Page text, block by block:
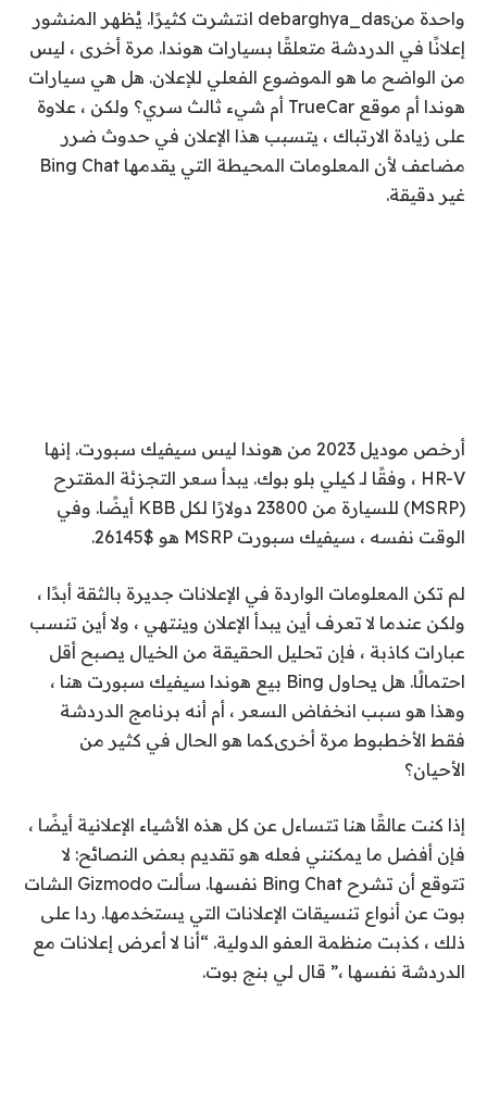
واحدة منdebarghya_das انتشرت كثيرًا. يُظهر المنشور
إعلانًا في الدردشة متعلقًا بسيارات هوندا. مرة أخرى ، ليس
من الواضح ما هو الموضوع الفعلي للإعلان. هل هي سيارات
هوندا أم موقع TrueCar أم شيء ثالث سري؟ ولكن ، علاوة
على زيادة الارتباك ، يتسبب هذا الإعلان في حدوث ضرر
مضاعف لأن المعلومات المحيطة التي يقدمها Bing Chat
غير دقيقة.
أرخص موديل 2023 من هوندا ليس سيفيك سبورت. إنها
HR-V ، وفقًا لـ
كيلي بلو بوك. يبدأ سعر التجزئة المقترح
(MSRP) للسيارة من 23800 دولارًا لكل KBB أيضًا. وفي
الوقت نفسه ، سيفيك سبورت MSRP
هو $26145
.
لم تكن المعلومات الواردة في الإعلانات جديرة بالثقة أبدًا ،
ولكن عندما لا تعرف أين يبدأ الإعلان وينتهي ، ولا أين تنسب
عبارات كاذبة ، فإن تحليل الحقيقة من الخيال يصبح أقل
احتمالًا. هل يحاول Bing بيع هوندا سيفيك سبورت هنا ،
وهذا هو سبب انخفاض السعر ، أم أنه برنامج الدردشة
فقط الأخطبوط مرة أخرىكما هو الحال في كثير من
الأحيان؟
إذا كنت عالقًا هنا تتساءل عن كل هذه الأشياء الإعلانية أيضًا ،
فإن أفضل ما يمكنني فعله هو تقديم بعض النصائح: لا
تتوقع أن تشرح Bing Chat نفسها. سألت Gizmodo الشات
بوت عن أنواع تنسيقات الإعلانات التي يستخدمها. ردا على
ذلك ، كذبت منظمة العفو الدولية. “أنا لا أعرض إعلانات مع
الدردشة نفسها ،” قال لي بنج بوت.